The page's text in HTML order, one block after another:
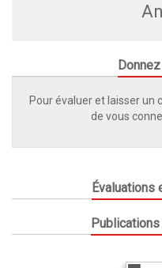
Pour évaluer et laisser un
de vous
Évaluations